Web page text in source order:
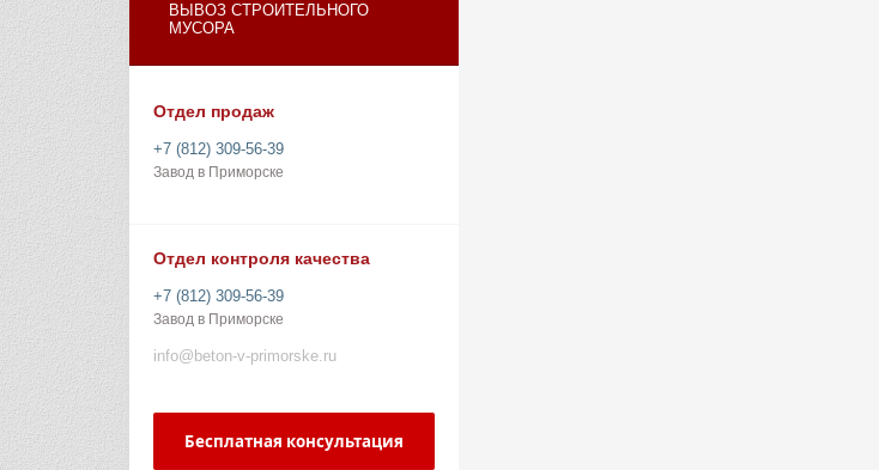
ВЫВОЗ СТРОИТЕЛЬНОГО
МУСОРА
Отдел продаж
+7 (812) 309-56-39
Завод в Приморске
Отдел контроля качества
+7 (812) 309-56-39
Завод в Приморске
info@beton-v-primorske.ru
Бесплатная консультация